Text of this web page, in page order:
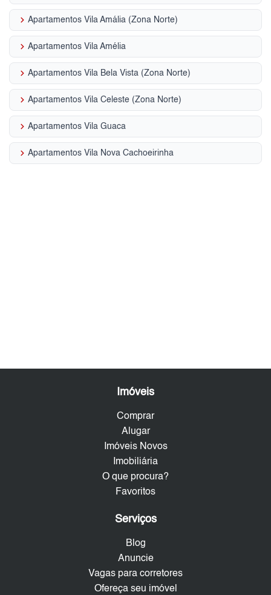
keyboard_arrow_right Apartamentos Vila Amália (Zona Norte)
keyboard_arrow_right Apartamentos Vila Amélia
keyboard_arrow_right Apartamentos Vila Bela Vista (Zona Norte)
keyboard_arrow_right Apartamentos Vila Celeste (Zona Norte)
keyboard_arrow_right Apartamentos Vila Guaca
keyboard_arrow_right Apartamentos Vila Nova Cachoeirinha
Imóveis
Comprar
Alugar
Imóveis Novos
Imobiliária
O que procura?
Favoritos
Serviços
Blog
Anuncie
Vagas para corretores
Ofereça seu imóvel